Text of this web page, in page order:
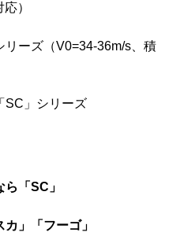
）
リーズ（V0=34-36m/s、積
「SC」シリーズ
「SC」
」「フーゴ」